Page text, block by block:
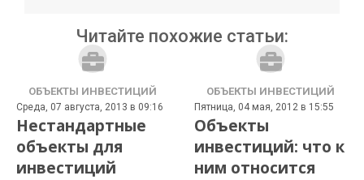
Читайте похожие статьи:
ОБЪЕКТЫ ИНВЕСТИЦИЙ
Среда, 07 августа, 2013 в 09:16
Нестандартные
объекты для
инвестиций
ОБЪЕКТЫ ИНВЕСТИЦИЙ
Пятница, 04 мая, 2012 в 15:55
Объекты
инвестиций: что к
ним относится